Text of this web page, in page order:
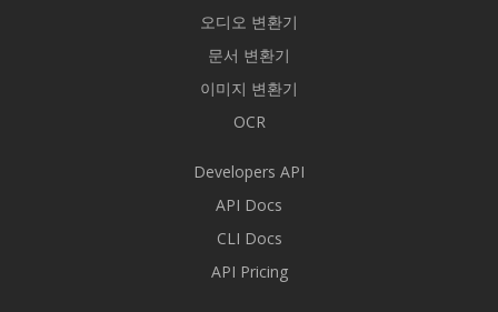
오디오 변환기
문서 변환기
이미지 변환기
OCR
Developers API
API Docs
CLI Docs
API Pricing